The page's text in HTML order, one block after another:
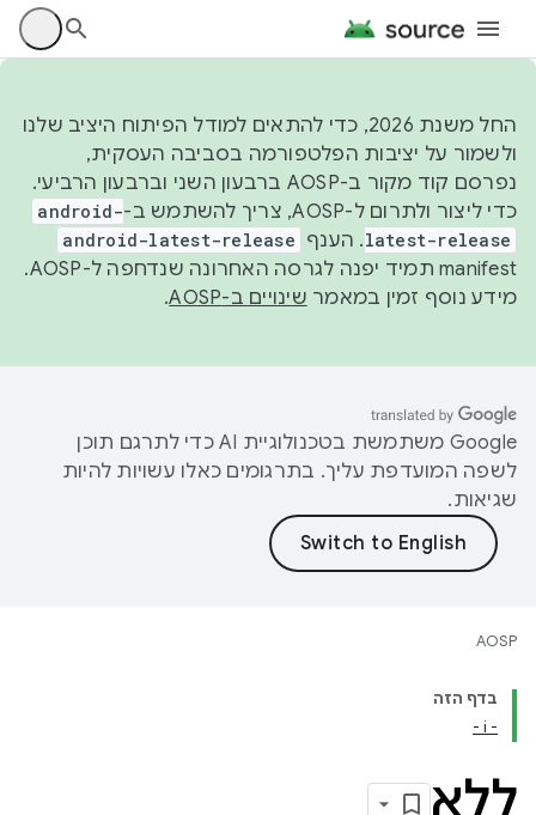
החל משנת 2026, כדי להתאים למודל הפיתוח היציב שלנו
ולשמור על יציבות הפלטפורמה בסביבה העסקית,
נפרסם קוד מקור ב-AOSP ברבעון השני וברבעון הרביעי.
כדי ליצור ולתרום ל-AOSP, צריך להשתמש ב-
android-
latest-release. הענף android-latest-release
manifest תמיד יפנה לגרסה האחרונה שנדחפה ל-AOSP.
מידע נוסף זמין במאמר שינויים ב-AOSP .
‫Google משתמשת בטכנולוגיית AI כדי לתרגם תוכן
לשפה המועדפת עליך. בתרגומים כאלו עשויות להיות
שגיאות.
AOSP
בדף הזה
- i -
ללא